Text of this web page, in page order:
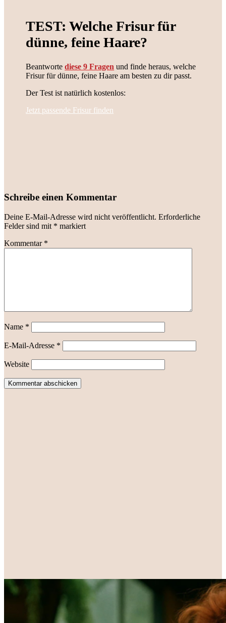
TEST: Welche Frisur für
dünne, feine Haare?
Beantwortediese 9 Fragen und finde heraus, welche
Frisur für dünne, feine Haare am besten zu dir passt.
Der Test ist natürlich kostenlos:
Jetzt passende Frisur finden
Schreibe einen Kommentar
Deine E-Mail-Adresse wird nicht veröffentlicht. Erforderliche
Felder sind mit * markiert
Kommentar *
Name *
E-Mail-Adresse *
Website